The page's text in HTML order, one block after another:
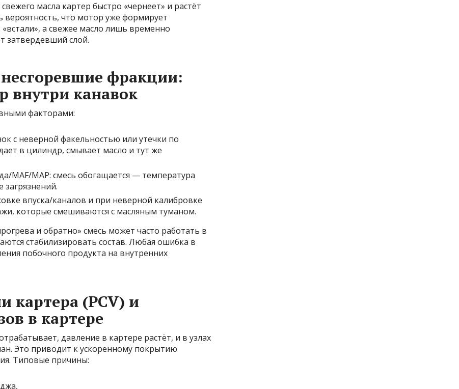
масла картер быстро «чернеет» и растёт
вероятность, что мотор уже формирует
а свежее масло лишь временно
затвердевший слой.
фракции:
внутри канавок
факторами:
с неверной факельностью или утечки по
в цилиндр, смывает масло и тут же
MAF/MAP: смесь обогащается — температура
загрязнений.
впуска/каналов и при неверной калибровке
которые смешиваются с масляным туманом.
и обратно» смесь может часто работать в
стабилизировать состав. Любая ошибка в
побочного продукта на внутренних
картера (PCV) и
в картере
давление в картере растёт, и в узлах
Это приводит к ускоренному покрытию
Типовые причины: